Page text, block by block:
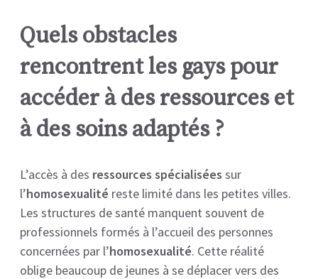
Quels obstacles
rencontrent les gays pour
accéder à des ressources et
à des soins adaptés ?
L’accès à des ressources spécialisées sur
l’homosexualité reste limité dans les petites villes.
Les structures de santé manquent souvent de
professionnels formés à l’accueil des personnes
concernées par l’homosexualité. Cette réalité
oblige beaucoup de jeunes à se déplacer vers des